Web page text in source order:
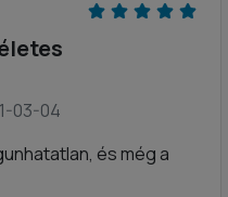
03-04
és még a